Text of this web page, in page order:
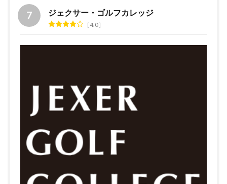
ジェクサー・ゴルフカレッジ
4.0